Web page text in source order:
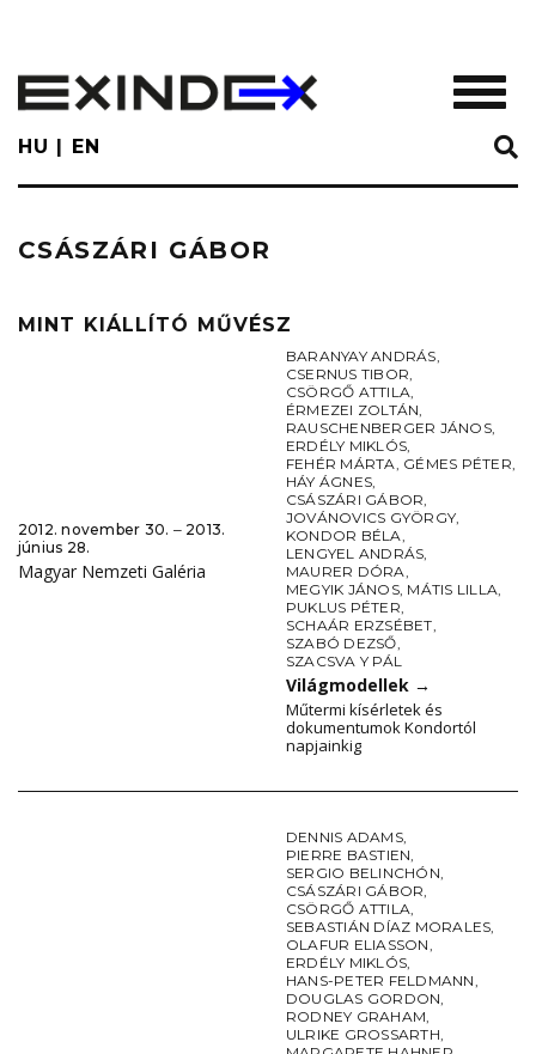
main
content
HU EN
CSÁSZÁRI GÁBOR
MINT KIÁLLÍTÓ MŰVÉSZ
2012. november 30. ‒ 2013.
június 28.
Magyar Nemzeti Galéria
BARANYAY ANDRÁS,
CSERNUS TIBOR,
CSÖRGŐ ATTILA,
ÉRMEZEI ZOLTÁN,
RAUSCHENBERGER JÁNOS,
ERDÉLY MIKLÓS,
FEHÉR MÁRTA, GÉMES PÉTER,
HÁY ÁGNES,
CSÁSZÁRI GÁBOR,
JOVÁNOVICS GYÖRGY,
KONDOR BÉLA,
LENGYEL ANDRÁS,
MAURER DÓRA,
MEGYIK JÁNOS, MÁTIS LILLA,
PUKLUS PÉTER,
SCHAÁR ERZSÉBET,
SZABÓ DEZSŐ,
SZACSVA Y PÁL
Világmodellek →
Műtermi kísérletek és
dokumentumok Kondortól
napjainkig
DENNIS ADAMS,
PIERRE BASTIEN,
SERGIO BELINCHÓN,
CSÁSZÁRI GÁBOR,
CSÖRGŐ ATTILA,
SEBASTIÁN DÍAZ MORALES,
OLAFUR ELIASSON,
ERDÉLY MIKLÓS,
HANS-PETER FELDMANN,
DOUGLAS GORDON,
RODNEY GRAHAM,
ULRIKE GROSSARTH,